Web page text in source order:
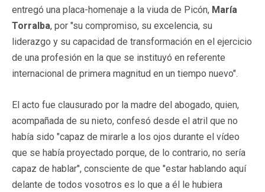
entregó una placa-homenaje a la viuda de Picón, María
Torralba, por "su compromiso, su excelencia, su
liderazgo y su capacidad de transformación en el ejercicio
de una profesión en la que se instituyó en referente
internacional de primera magnitud en un tiempo nuevo".
El acto fue clausurado por la madre del abogado, quien,
acompañada de su nieto, confesó desde el atril que no
había sido "capaz de mirarle a los ojos durante el vídeo
que se había proyectado porque, de lo contrario, no sería
capaz de hablar", consciente de que "estar hablando aquí
delante de todos vosotros es lo que a él le hubiera